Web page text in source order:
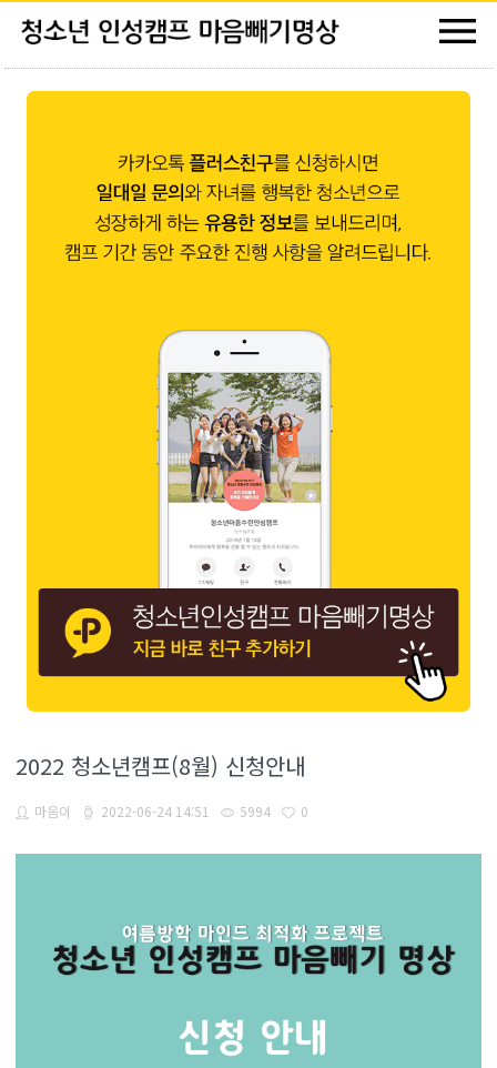
2022 청소년캠프(8월) 신청안내
마음이 2022-06-24 14:51 5994 0